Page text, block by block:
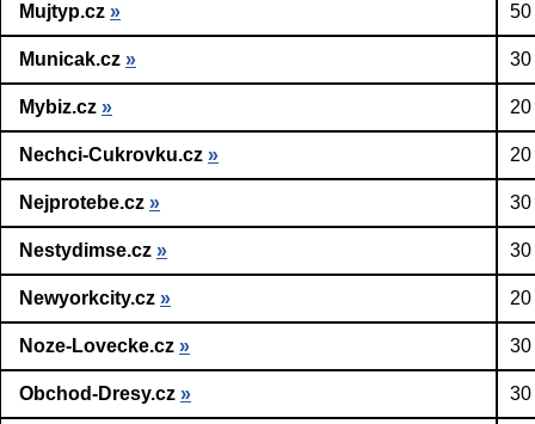
Mujtyp.cz » 50
Municak.cz » 30
Mybiz.cz »
Nechci-Cukrovku.cz »
Nejprotebe.cz » 30
Nestydimse.cz » 30
Newyorkcity.cz »
Noze-Lovecke.cz » 30
Obchod-Dresy.cz » 30